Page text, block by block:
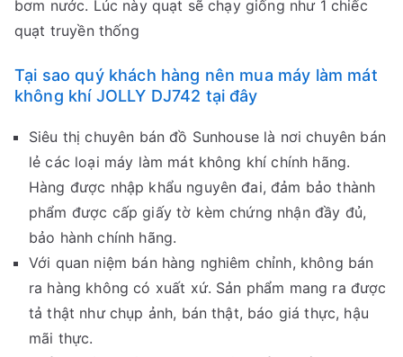
bơm nước. Lúc này quạt sẽ chạy giống như 1 chiếc
quạt truyền thống
Tại sao quý khách hàng nên mua máy làm mát
không khí JOLLY DJ742 tại đây
Siêu thị chuyên bán đồ Sunhouse là nơi chuyên bán
lẻ các loại máy làm mát không khí chính hãng.
Hàng được nhập khẩu nguyên đai, đảm bảo thành
phẩm được cấp giấy tờ kèm chứng nhận đầy đủ,
bảo hành chính hãng.
Với quan niệm bán hàng nghiêm chỉnh, không bán
ra hàng không có xuất xứ. Sản phẩm mang ra được
tả thật như chụp ảnh, bán thật, báo giá thực, hậu
mãi thực.